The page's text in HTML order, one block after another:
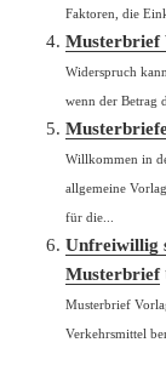
Faktoren, die
Musterbrief
Widerspruch
wenn der Betrag
Willkommen in
allgemeine
für die...
Unfreiwillig
Musterbrief
Musterbrief
Verkehrsmittel